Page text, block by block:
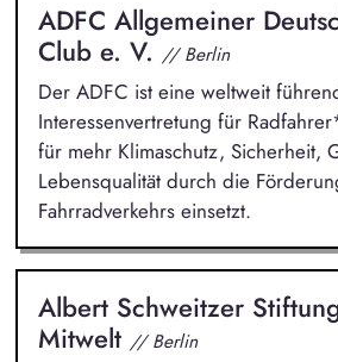
ADFC Allgemeiner
Club e. V. // Berlin
Der ADFC ist eine weltweit
Interessenvertretung für
für mehr Klimaschutz, Sicherheit,
Lebensqualität durch die
Fahrradverkehrs einsetzt.
Albert Schweitzer
Mitwelt // Berlin